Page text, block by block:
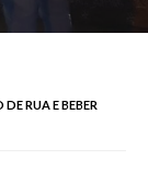
RUA E BEBER